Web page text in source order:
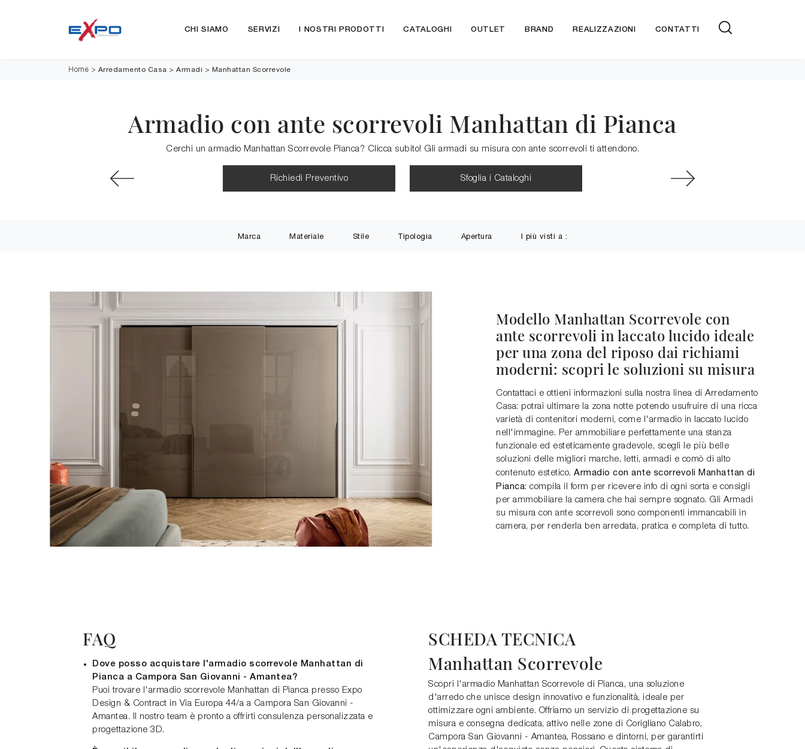
CHI SIAMO SERVIZI I NOSTRI PRODOTTI CATALOGHI OUTLET BRAND REALIZZAZIONI CONTATTI
Home > Arredamento Casa > Armadi > Manhattan Scorrevole
Armadio con ante scorrevoli Manhattan di Pianca
Cerchi un armadio Manhattan Scorrevole Pianca? Clicca subito! Gli armadi su misura con ante scorrevoli ti attendono.
Richiedi Preventivo Sfoglia i Cataloghi
Marca Materiale Stile Tipologia Apertura I più visti a :
Modello Manhattan Scorrevole con
ante scorrevoli in laccato lucido ideale
per una zona del riposo dai richiami
moderni: scopri le soluzioni su misura
Contattaci e ottieni informazioni sulla nostra linea di Arredamento
Casa: potrai ultimare la zona notte potendo usufruire di una ricca
varietà di contenitori moderni, come l'armadio in laccato lucido
nell'immagine. Per ammobiliare perfettamente una stanza
funzionale ed esteticamente gradevole, scegli le più belle
soluzioni delle migliori marche, letti, armadi e comò di alto
contenuto estetico. Armadio con ante scorrevoli Manhattan di
Pianca: compila il form per ricevere info di ogni sorta e consigli
per ammobiliare la camera che hai sempre sognato. Gli Armadi
su misura con ante scorrevoli sono componenti immancabili in
camera, per renderla ben arredata, pratica e completa di tutto.
FAQ
Dove posso acquistare l'armadio scorrevole Manhattan di
Pianca a Campora San Giovanni - Amantea?
Puoi trovare l'armadio scorrevole Manhattan di Pianca presso Expo
Design & Contract in Via Europa 44/a a Campora San Giovanni -
Amantea. Il nostro team è pronto a offrirti consulenza personalizzata e
progettazione 3D.
SCHEDA TECNICA
Manhattan Scorrevole
Scopri l'armadio Manhattan Scorrevole di Pianca, una soluzione
d'arredo che unisce design innovativo e funzionalità, ideale per
ottimizzare ogni ambiente. Offriamo un servizio di progettazione su
misura e consegna dedicata, attivo nelle zone di Corigliano Calabro,
Campora San Giovanni - Amantea, Rossano e dintorni, per garantirti